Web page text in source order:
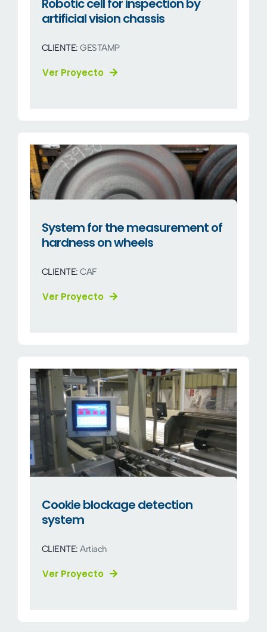
Robotic cell for inspection by
artificial vision chassis
CLIENTE:GESTAMP
Ver Proyecto
System for the measurement of
hardness on wheels
CLIENTE:CAF
Ver Proyecto
Cookie blockage detection
system
CLIENTE:Artiach
Ver Proyecto